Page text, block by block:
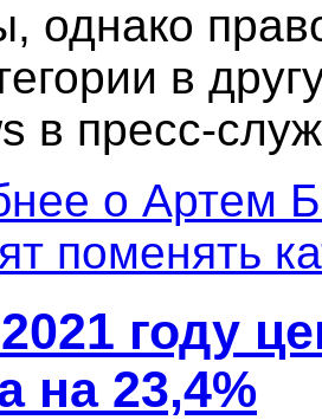
однако
в
в пресс-
о Артем
поменять
году
на 23,4%